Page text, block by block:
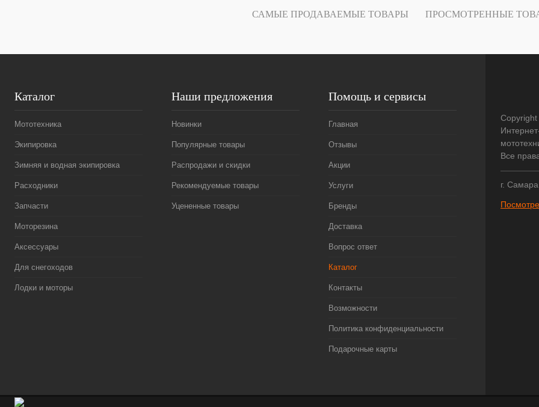
САМЫЕ ПРОДАВАЕМЫЕ ТОВАРЫ ПРОСМОТРЕННЫЕ
Каталог
Мототехника
Экипировка
Зимняя и водная экипировка
Расходники
Запчасти
Моторезина
Аксессуары
Для снегоходов
Лодки и моторы
Наши предложения
Новинки
Популярные товары
Распродажи и скидки
Рекомендуемые товары
Уцененные товары
Помощь и сервисы
Главная
Отзывы
Акции
Услуги
Бренды
Доставка
Вопрос ответ
Каталог
Контакты
Возможности
Политика конфиденциальности
Подарочные карты
Все
г.